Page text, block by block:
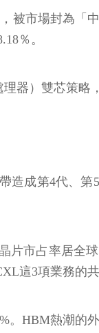
被市場封為「
％。
器）雙芯策略
造成第4代、
市占率居全
這3項業務的共
。HBM熱潮的